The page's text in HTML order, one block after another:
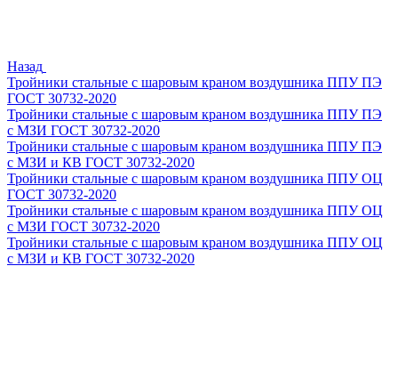
Назад
Тройники стальные с шаровым краном воздушника ППУ ПЭ
ГОСТ 30732-2020
Тройники стальные с шаровым краном воздушника ППУ ПЭ
с МЗИ ГОСТ 30732-2020
Тройники стальные с шаровым краном воздушника ППУ ПЭ
с МЗИ и КВ ГОСТ 30732-2020
Тройники стальные с шаровым краном воздушника ППУ ОЦ
ГОСТ 30732-2020
Тройники стальные с шаровым краном воздушника ППУ ОЦ
с МЗИ ГОСТ 30732-2020
Тройники стальные с шаровым краном воздушника ППУ ОЦ
с МЗИ и КВ ГОСТ 30732-2020